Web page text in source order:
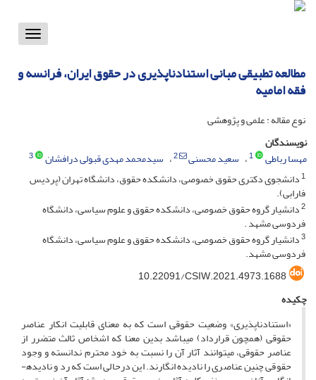
Toggle
مطالعه تطبیقی مبانی استنادناپذیری در حقوق ایران، فرانسه و
فقه امامیه
نوع مقاله : علمی و پژوهشی
نویسندگان
مهسا رباطی
1 سعید محسنی 2 سیدمحمد مهدی قبولی درافشان
3
1دانشجوی دکتری حقوق خصوصی، دانشکده حقوق، دانشگاه تهران (پردیس
فارابی).
2دانشیار گروه حقوق خصوصی، دانشکده حقوق و علوم سیاسی، دانشگاه
فردوسی مشهد .
3دانشیار گروه حقوق خصوصی، دانشکده حقوق و علوم سیاسی، دانشگاه
فردوسی مشهد.
10.22091/CSIW.2021.4973.1688
چکیده
«استنادناپذیری» وضعیت حقوقی است که به معنای قابلیت انکار عناصر
حقوقی (همچون قرارداد) می­باشد بدین معنا که اشخاص ثالث متضرر از
عناصر حقوقی، می­توانند آثار آن را نسبت به خود محترم ندانسته و وجود
حقوقی چنین عناصری را نادیده انگارند. این درحالی است که رد و نادیده­